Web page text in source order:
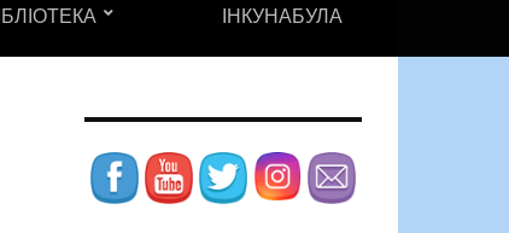
ІНКУНАБУЛА